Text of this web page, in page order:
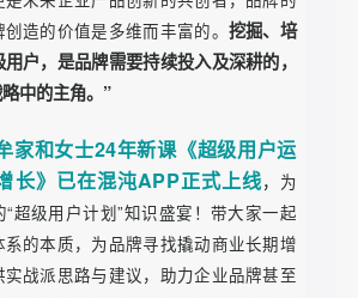
极其重要的阵地是获取与巩固消费者的
用户不仅是产品的喜爱者，也是口碑营
创造的价值是多维而丰富的。挖掘、培
用户，是品牌需要持续投入及深耕的，
略中的主角。”
家和女士24年新课《超级用户运